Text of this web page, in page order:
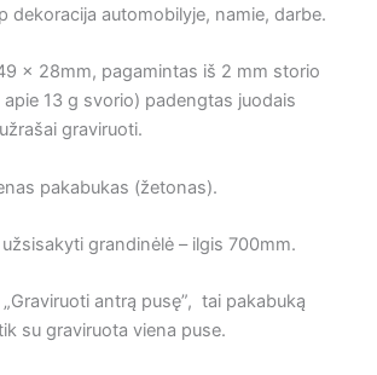
dekoracija automobilyje, namie, darbe.
x 28mm, pagamintas iš 2 mm storio
13 g svorio) padengtas juodais
graviruoti.
pakabukas (žetonas).
grandinėlė – ilgis 700mm.
antrą pusę”, tai pakabuką
su graviruota viena puse.